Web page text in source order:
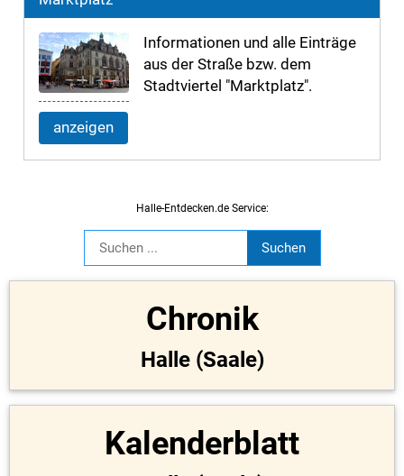
Informationen und alle Einträge
aus der Straße bzw. dem
Stadtviertel "Marktplatz".
anzeigen
Halle-Entdecken.de Service:
Chronik
Halle (Saale)
Kalenderblatt